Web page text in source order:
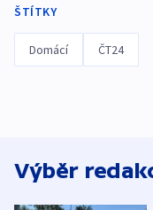
ŠTÍTKY
Domácí ČT24
Výběr